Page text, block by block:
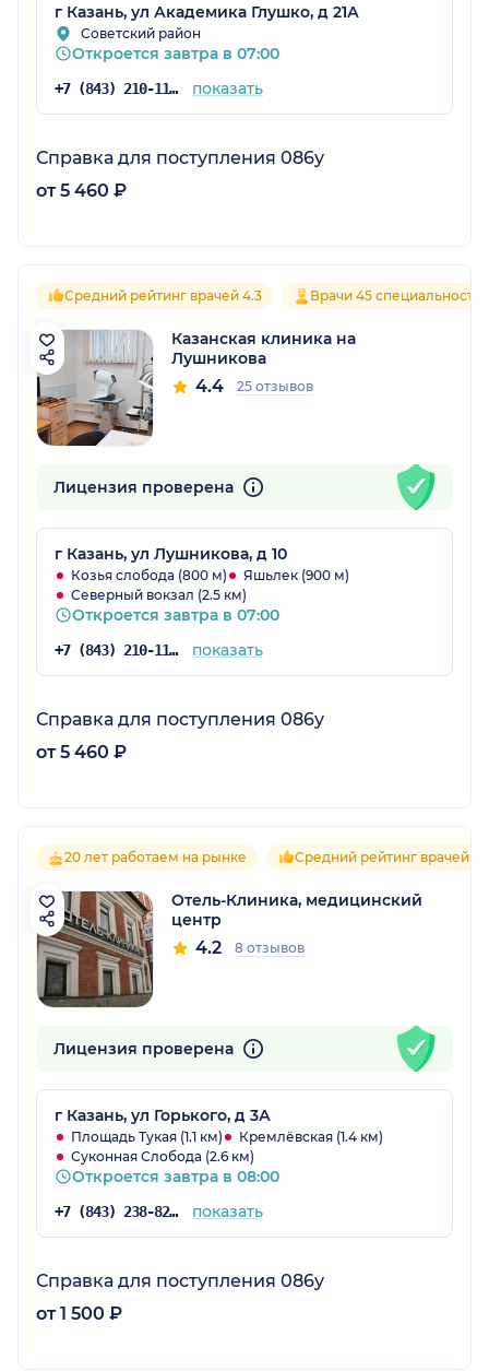
г Казань, ул Академика Глушко, д 21А
Советский район
Откроется завтра в 07:00
+7 (843) 210-11-06 показать
Справка для поступления 086у
от 5 460 ₽
Средний рейтинг врачей 4.3 Врачи 45
Казанская клиника на
Лушникова
4.4 25 отзывов
Лицензия проверена
г Казань, ул Лушникова, д 10
Козья слобода (800 м)
Яшьлек (900 м)
Северный вокзал (2.5 км)
Откроется завтра в 07:00
+7 (843) 210-11-06 показать
Справка для поступления 086у
от 5 460 ₽
20 лет работаем на рынке Средний рейтинг врачей
Отель-Клиника, медицинский
центр
4.2 8 отзывов
Лицензия проверена
г Казань, ул Горького, д 3А
Площадь Тукая (1.1 км)
Кремлёвская (1.4 км)
Суконная Слобода (2.6 км)
Откроется завтра в 08:00
+7 (843) 238-82-84 показать
Справка для поступления 086у
от 1 500 ₽